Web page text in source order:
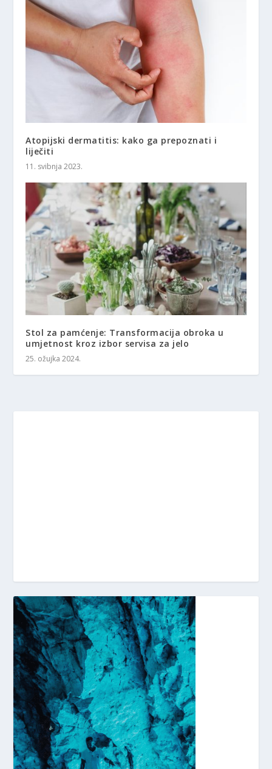
Atopijski dermatitis: kako ga prepoznati i
liječiti
11. svibnja 2023.
Stol za pamćenje: Transformacija obroka u
umjetnost kroz izbor servisa za jelo
25. ožujka 2024.